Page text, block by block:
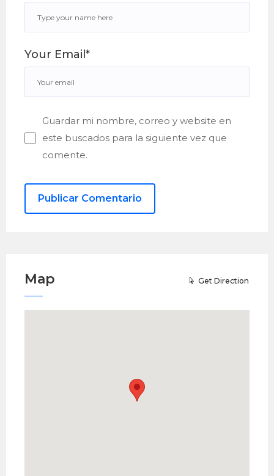
Your Email*
Guardar mi nombre, correo y website en
este buscados para la siguiente vez que
comente.
Map Get Direction